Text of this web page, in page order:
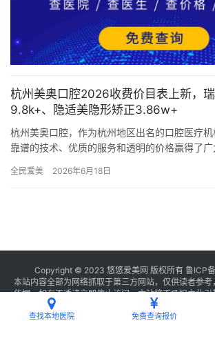
杭州美奥口腔2026收费价目表上新，
9.8k+、隐适美隐形矫正3.86w+
杭州美奥口腔，作为杭州地区出名的口腔医疗
靠谱的技术、优质的服务和透明的价格赢得了
涵…
全民爱美 2026年6月18日
Copyright © 2023 悠悠爱美网 版权所有 鲁ICP
本站内容全部为网络抓取于第三方网站，仅供读者参
依据，如有不适请立即停止访问，本站将不承担由此
联系我们
查找本地医院 免费查询报价